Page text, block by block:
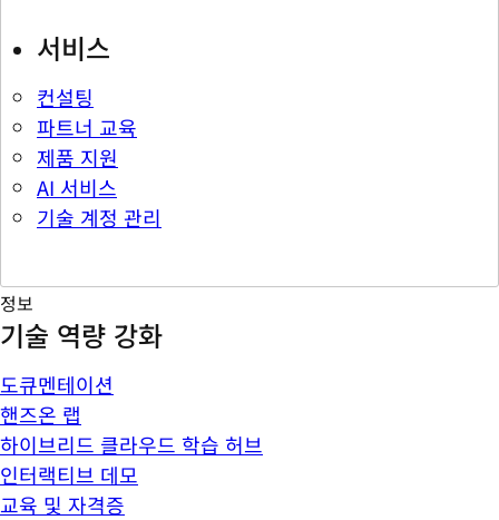
서비스
컨설팅
파트너 교육
제품 지원
AI 서비스
기술 계정 관리
정보
기술 역량 강화
도큐멘테이션
핸즈온 랩
하이브리드 클라우드 학습 허브
인터랙티브 데모
교육 및 자격증